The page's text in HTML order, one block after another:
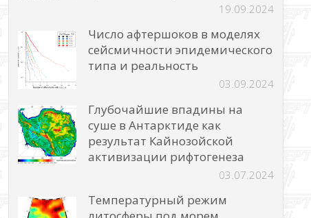
19.09.2024
Число афтершоков в моделях
сейсмичности эпидемического
типа и реальность
03.09.2024
Глубочайшие впадины на
суше в Антарктиде как
результат Кайнозойской
активизации рифтогенеза
03.07.2024
Температурный режим